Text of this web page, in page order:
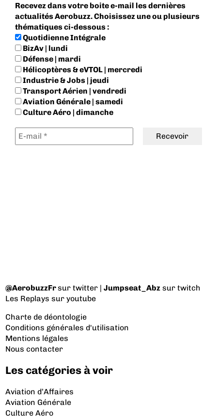
Recevez dans votre boite e-mail les dernières
actualités Aerobuzz. Choisissez une ou plusieurs
thématiques ci-dessous :
Quotidienne Intégrale
BizAv | lundi
Défense | mardi
Hélicoptères & eVTOL | mercredi
Industrie & Jobs | jeudi
Transport Aérien | vendredi
Aviation Générale | samedi
Culture Aéro | dimanche
@AerobuzzFrsur twitter |Jumpseat_Abz sur twitch
Les Replays sur youtube
Charte de déontologie
Conditions générales d'utilisation
Mentions légales
Nous contacter
Les catégories à voir
Aviation d’Affaires
Aviation Générale
Culture Aéro